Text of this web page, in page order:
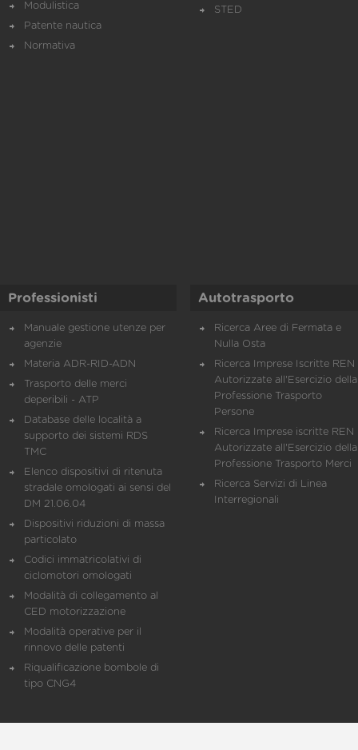
Modulistica
Patente nautica
Normativa
STED
Professionisti
Manuale gestione utenze per
agenzie
Materia ADR-RID-ADN
Trasporto delle merci
deperibili - ATP
Database delle località a
supporto dei sistemi RDS
TMC
Elenco dispositivi di ritenuta
stradale omologati ai sensi del
DM 21.06.04
Dispositivi riduzioni di massa
particolato
Codici immatricolativi di
ciclomotori omologati
Modalità di collegamento al
CED motorizzazione
Modalità operative per il
rinnovo delle patenti
Riqualificazione bombole di
tipo CNG4
Autotrasporto
Ricerca Aree di Fermata e
Nulla Osta
Ricerca Imprese Iscritte REN
Autorizzate all'Esercizio della
Professione Trasporto
Persone
Ricerca Imprese iscritte REN
Autorizzate all'Esercizio della
Professione Trasporto Merci
Ricerca Servizi di Linea
Interregionali